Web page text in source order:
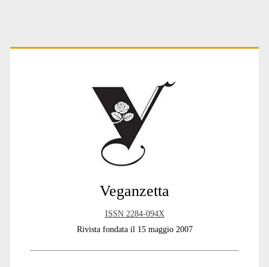
Primary
Veganzetta
ISSN 2284-094X
Rivista fondata il 15 maggio 2007